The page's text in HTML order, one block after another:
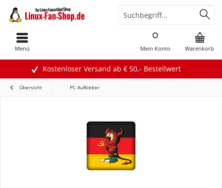
Kostenloser Versand ab € 50,- Bestellwert
Warenkorb
Mein Konto
Menü
Übersicht PC Aufkleber